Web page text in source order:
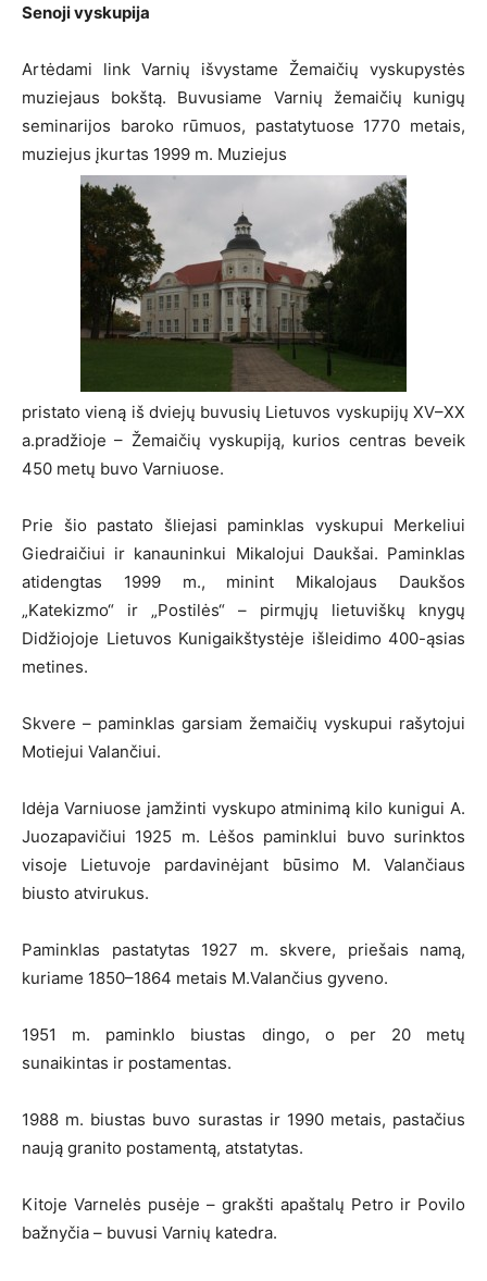
Senoji vyskupija
Artėdami link Varnių išvystame Žemaičių vyskupystės
muziejaus bokštą. Buvusiame Varnių žemaičių kunigų
seminarijos baroko rūmuos, pastatytuose 1770 metais,
muziejus įkurtas 1999 m. Muziejus
pristato vieną iš dviejų buvusių Lietuvos vyskupijų XV–XX
a.pradžioje – Žemaičių vyskupiją, kurios centras beveik
450 metų buvo Varniuose.
Prie šio pastato šliejasi paminklas vyskupui Merkeliui
Giedraičiui ir kanauninkui Mikalojui Daukšai. Paminklas
atidengtas 1999 m., minint Mikalojaus Daukšos
„Katekizmo“ ir „Postilės“ – pirmųjų lietuviškų knygų
Didžiojoje Lietuvos Kunigaikštystėje išleidimo 400-ąsias
metines.
Skvere – paminklas garsiam žemaičių vyskupui rašytojui
Motiejui Valančiui.
Idėja Varniuose įamžinti vyskupo atminimą kilo kunigui A.
Juozapavičiui 1925 m. Lėšos paminklui buvo surinktos
visoje Lietuvoje pardavinėjant būsimo M. Valančiaus
biusto atvirukus.
Paminklas pastatytas 1927 m. skvere, priešais namą,
kuriame 1850–1864 metais M.Valančius gyveno.
1951 m. paminklo biustas dingo, o per 20 metų
sunaikintas ir postamentas.
1988 m. biustas buvo surastas ir 1990 metais, pastačius
naują granito postamentą, atstatytas.
Kitoje Varnelės pusėje – grakšti apaštalų Petro ir Povilo
bažnyčia – buvusi Varnių katedra.